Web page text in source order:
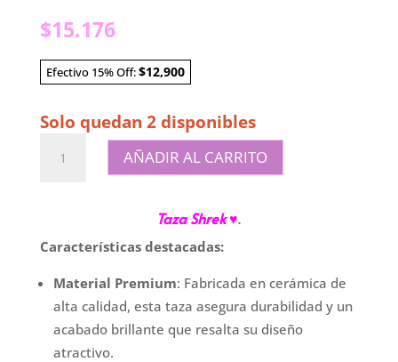
$15.176
Efectivo 15% Off:$12,900
Solo quedan 2 disponibles
Bombe
AÑADIR AL CARRITO
Taza Shrek♥.
Características destacadas:
Material Premium: Fabricada en cerámica de
alta calidad, esta taza asegura durabilidad y un
acabado brillante que resalta su diseño
atractivo.